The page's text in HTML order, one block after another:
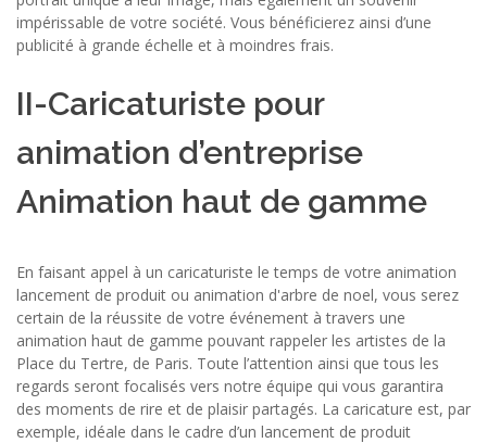
impérissable de votre société. Vous bénéficierez ainsi d’une
publicité à grande échelle et à moindres frais.
II-Caricaturiste pour
animation d’entreprise
Animation haut de gamme
En faisant appel à un caricaturiste le temps de votre animation
lancement de produit ou animation d'arbre de noel, vous serez
certain de la réussite de votre événement à travers une
animation haut de gamme pouvant rappeler les artistes de la
Place du Tertre, de Paris. Toute l’attention ainsi que tous les
regards seront focalisés vers notre équipe qui vous garantira
des moments de rire et de plaisir partagés. La caricature est, par
exemple, idéale dans le cadre d’un lancement de produit